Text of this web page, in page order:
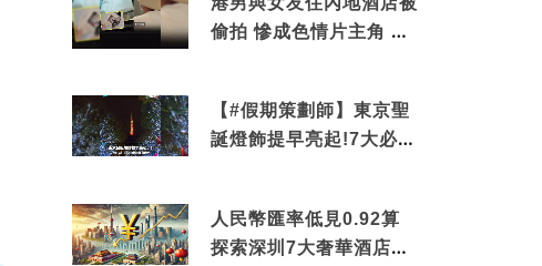
偷拍 慘成色情片主角 鏡
【#假期策劃師】東京聖
誕燈飾提早亮起!7大必去
人民幣匯率低見0.92算
探索深圳7大奢華酒店體